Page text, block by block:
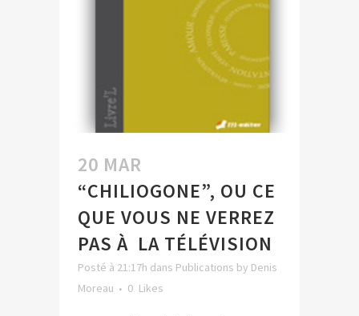
20 MAR
“CHILIOGONE”, OU CE
QUE VOUS NE VERREZ
PAS À LA TÉLÉVISION
Posté à 21:17h dans Publications by Denis
Moreau
0 Likes